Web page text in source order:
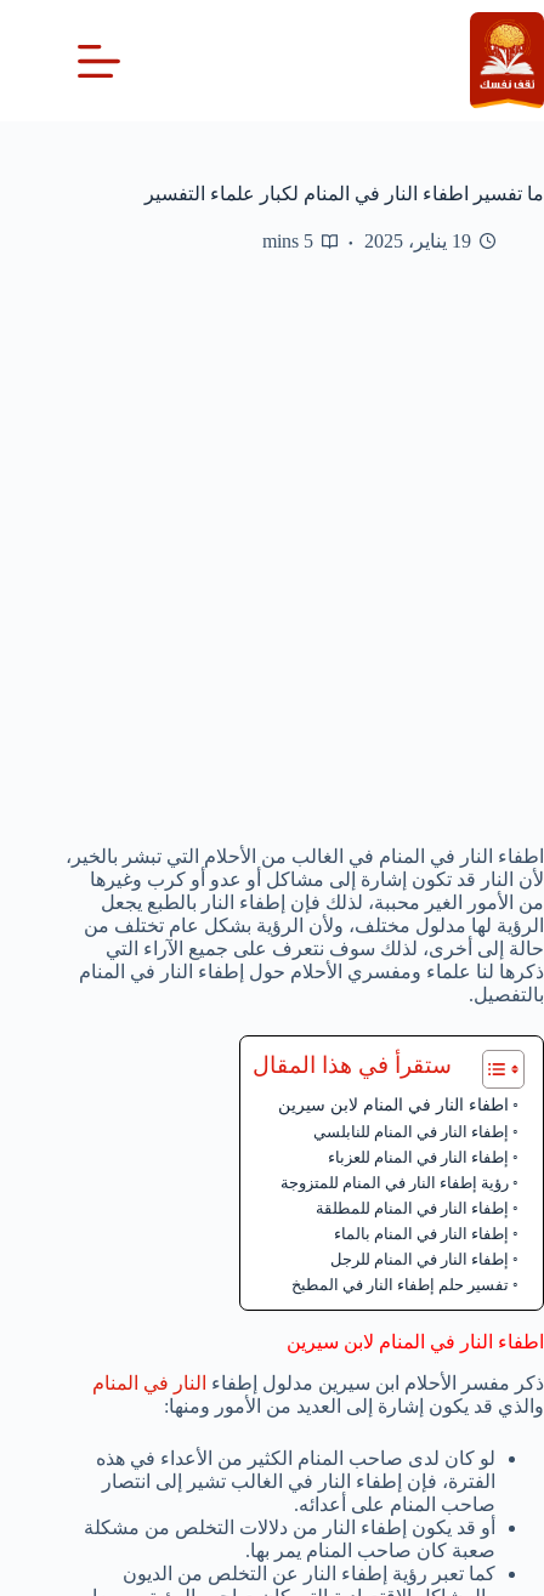
التجاوز
إلى
المحتوى
ما تفسير اطفاء النار في المنام لكبار علماء التفسير
19 يناير، 2025 5 mins
اطفاء النار في المنام في الغالب من الأحلام التي تبشر بالخير،
لأن النار قد تكون إشارة إلى مشاكل أو عدو أو كرب وغيرها
من الأمور الغير محببة، لذلك فإن إطفاء النار بالطبع يجعل
الرؤية لها مدلول مختلف، ولأن الرؤية بشكل عام تختلف من
حالة إلى أخرى، لذلك سوف نتعرف على جميع الآراء التي
ذكرها لنا علماء ومفسري الأحلام حول إطفاء النار في المنام
بالتفصيل.
ستقرأ في هذا المقال
اطفاء النار في المنام لابن سيرين
إطفاء النار في المنام للنابلسي
إطفاء النار في المنام للعزباء
رؤية إطفاء النار في المنام للمتزوجة
إطفاء النار في المنام للمطلقة
إطفاء النار في المنام بالماء
إطفاء النار في المنام للرجل
تفسير حلم إطفاء النار في المطبخ
اطفاء النار في المنام لابن سيرين
ذكر مفسر الأحلام ابن سيرين مدلول إطفاء النار في المنام
والذي قد يكون إشارة إلى العديد من الأمور ومنها:
لو كان لدى صاحب المنام الكثير من الأعداء في هذه
الفترة، فإن إطفاء النار في الغالب تشير إلى انتصار
صاحب المنام على أعدائه.
أو قد يكون إطفاء النار من دلالات التخلص من مشكلة
صعبة كان صاحب المنام يمر بها.
كما تعبر رؤية إطفاء النار عن التخلص من الديون